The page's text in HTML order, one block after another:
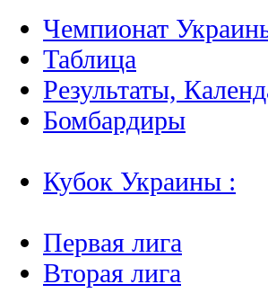
Чемпионат
Таблица
Результаты,
Бомбардиры
Кубок Украины :
Первая лига
Вторая лига